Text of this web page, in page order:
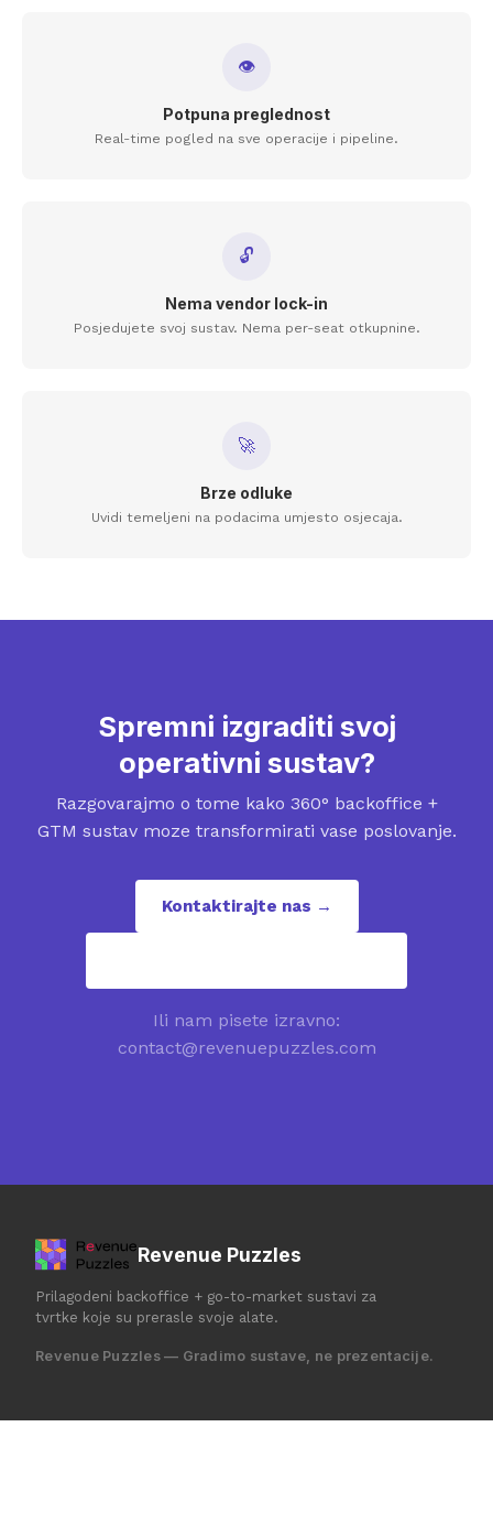
👁
Potpuna preglednost
Real-time pogled na sve operacije i pipeline.
🔓
Nema vendor lock-in
Posjedujete svoj sustav. Nema per-seat otkupnine.
🚀
Brze odluke
Uvidi temeljeni na podacima umjesto osjecaja.
Spremni izgraditi svoj
operativni sustav?
Razgovarajmo o tome kako 360° backoffice +
GTM sustav moze transformirati vase poslovanje.
Kontaktirajte nas →
Ili nam pisete izravno:
contact@revenuepuzzles.com
Revenue Puzzles
Prilagodeni backoffice + go-to-market sustavi za
tvrtke koje su prerasle svoje alate.
Revenue Puzzles — Gradimo sustave, ne prezentacije.